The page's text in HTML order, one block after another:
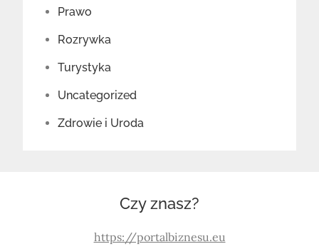
Prawo
Rozrywka
Turystyka
Uncategorized
Zdrowie i Uroda
Czy znasz?
https://portalbiznesu.eu